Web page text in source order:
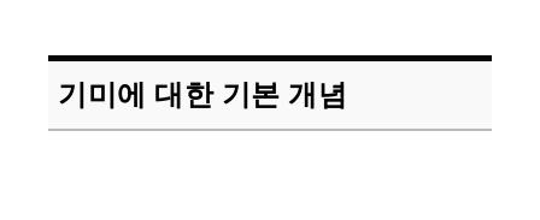
기미에 대한 기본 개념